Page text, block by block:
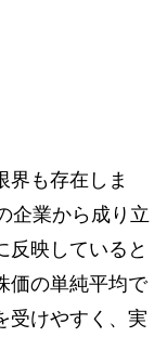
界も存在しま
企業から成り立
反映していると
価の単純平均で
受けやすく、実